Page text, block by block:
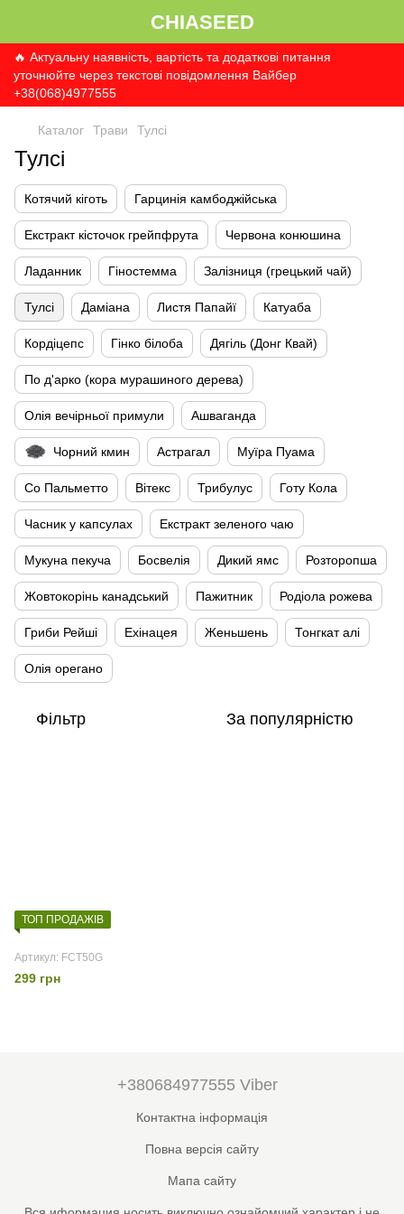
CHIASEED
🔥 Актуальну наявність, вартість та додаткові питання
уточнюйте через текстові повідомлення Вайбер
+38(068)4977555
Каталог Трави Тулсі
Тулсі
Котячий кіготь Гарцинія камбоджійська
Екстракт кісточок грейпфрута Червона конюшина
Ладанник Гіностемма Залізниця (грецький чай)
Тулсі Даміана Листя Папайї Катуаба
Кордіцепс Гінко білоба Дягіль (Донг Квай)
По д'арко (кора мурашиного дерева)
Олія вечірньої примули Ашваганда
Чорний кмин Астрагал Муїра Пуама
Со Пальметто Вітекс Трибулус Готу Кола
Часник у капсулах Екстракт зеленого чаю
Мукуна пекуча Босвелія Дикий ямс Розторопша
Жовтокорінь канадський Пажитник Родіола рожева
Гриби Рейші Ехінацея Женьшень Тонгкат алі
Олія орегано
Фільтр За популярністю
ТОП ПРОДАЖІВ
Артикул: FCT50G
299 грн
+380684977555 Viber
Контактна інформація
Повна версія сайту
Мапа сайту